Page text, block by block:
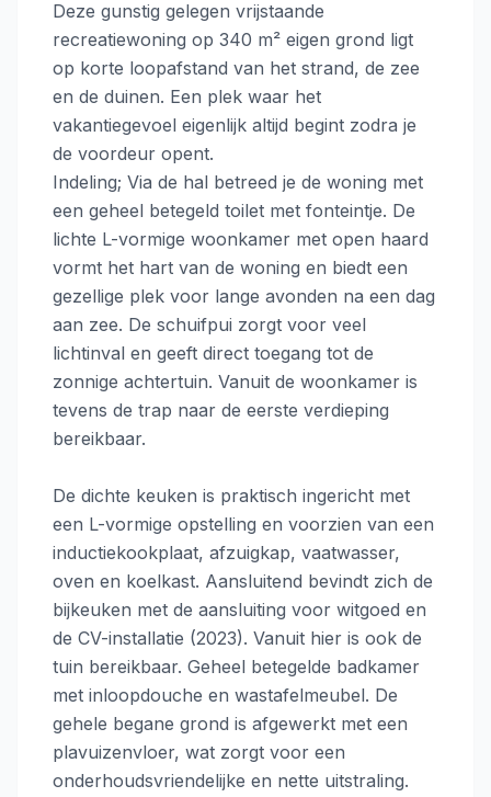
Deze gunstig gelegen vrijstaande
recreatiewoning op 340 m² eigen grond ligt
op korte loopafstand van het strand, de zee
en de duinen. Een plek waar het
vakantiegevoel eigenlijk altijd begint zodra je
de voordeur opent.
Indeling; Via de hal betreed je de woning met
een geheel betegeld toilet met fonteintje. De
lichte L-vormige woonkamer met open haard
vormt het hart van de woning en biedt een
gezellige plek voor lange avonden na een dag
aan zee. De schuifpui zorgt voor veel
lichtinval en geeft direct toegang tot de
zonnige achtertuin. Vanuit de woonkamer is
tevens de trap naar de eerste verdieping
bereikbaar.
De dichte keuken is praktisch ingericht met
een L-vormige opstelling en voorzien van een
inductiekookplaat, afzuigkap, vaatwasser,
oven en koelkast. Aansluitend bevindt zich de
bijkeuken met de aansluiting voor witgoed en
de CV-installatie (2023). Vanuit hier is ook de
tuin bereikbaar. Geheel betegelde badkamer
met inloopdouche en wastafelmeubel. De
gehele begane grond is afgewerkt met een
plavuizenvloer, wat zorgt voor een
onderhoudsvriendelijke en nette uitstraling.